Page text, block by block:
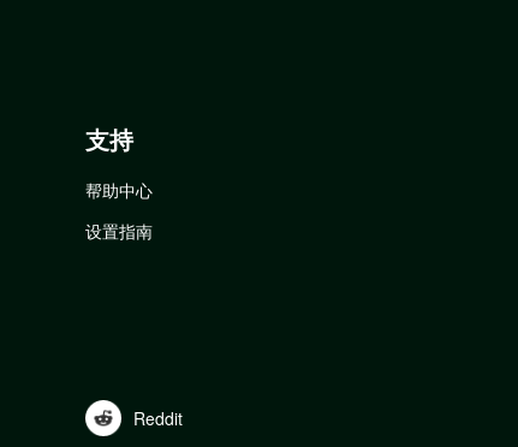
支持
帮助中心
设置指南
Reddit